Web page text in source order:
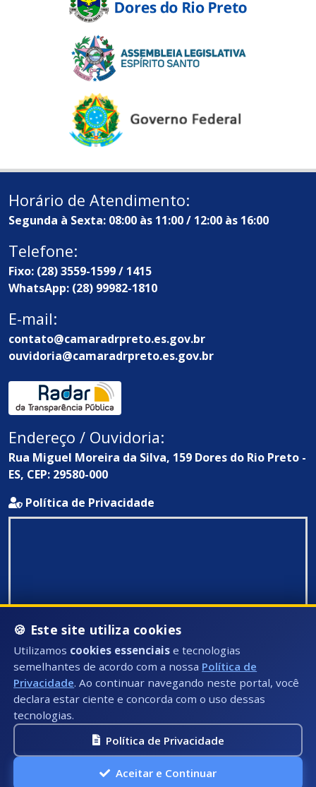
Horário de Atendimento:
Segunda à Sexta: 08:00 às 11:00 / 12:00 às 16:00
Telefone:
Fixo: (28) 3559-1599 / 1415
WhatsApp: (28) 99982-1810
E-mail:
contato@camaradrpreto.es.gov.br
ouvidoria@camaradrpreto.es.gov.br
Endereço / Ouvidoria:
Rua Miguel Moreira da Silva, 159 Dores do Rio Preto -
ES, CEP: 29580-000
Política de Privacidade
Todos Direitos Reservados ©: 2026
🍪 Este site utiliza cookies
Utilizamos cookies essenciais e tecnologias
semelhantes de acordo com a nossa Política de
Privacidade. Ao continuar navegando neste portal, você
declara estar ciente e concorda com o uso dessas
tecnologias.
Política de Privacidade
Aceitar e Continuar